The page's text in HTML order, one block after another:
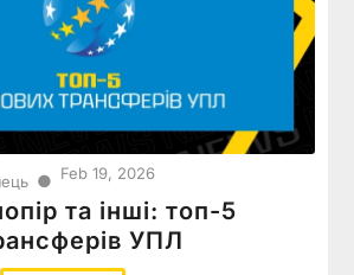
● Feb 19, 2026
та інші: топ-5
УПЛ